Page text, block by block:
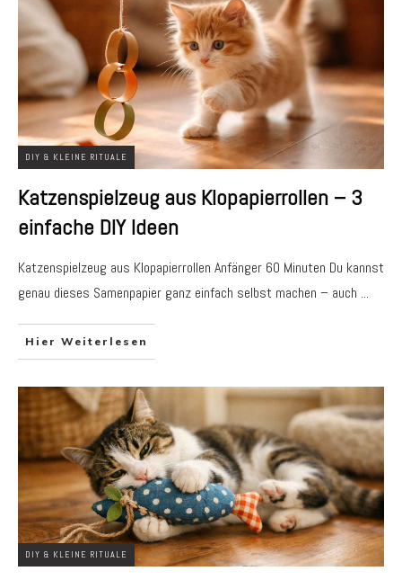
DIY & KLEINE RITUALE
Katzenspielzeug aus Klopapierrollen – 3
einfache DIY Ideen
Katzenspielzeug aus Klopapierrollen Anfänger 60 Minuten Du kannst
genau dieses Samenpapier ganz einfach selbst machen – auch ...
Hier Weiterlesen
DIY & KLEINE RITUALE